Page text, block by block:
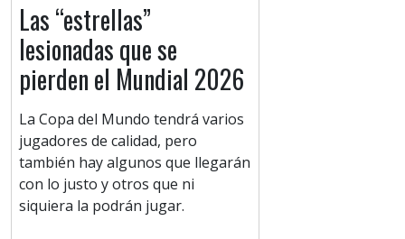
Las “estrellas”
lesionadas que se
pierden el Mundial 2026
La Copa del Mundo tendrá varios
jugadores de calidad, pero
también hay algunos que llegarán
con lo justo y otros que ni
siquiera la podrán jugar.